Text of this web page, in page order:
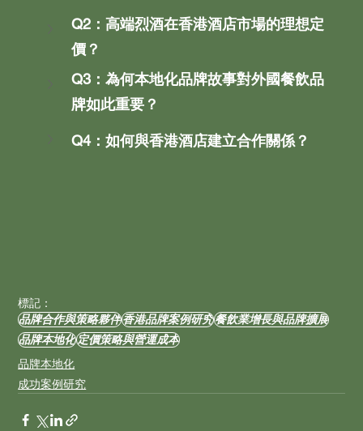
Q2：高端烈酒在香港酒店市場的理想定
價？
Q3：為何本地化品牌故事對外國餐飲品
牌如此重要？
Q4：如何與香港酒店建立合作關係？
標記：
品牌合作與策略夥伴香港品牌案例研究餐飲業增長與品牌擴展
品牌本地化定價策略與營運成本
品牌本地化
成功案例研究